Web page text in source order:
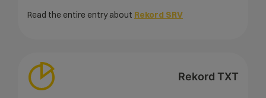
Read the entire entry about Rekord SRV
Rekord TXT